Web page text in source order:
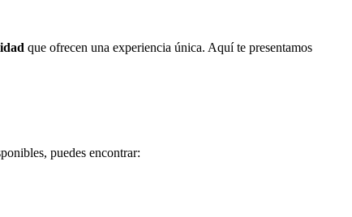
que ofrecen una experiencia única. Aquí te presentamos
puedes encontrar: